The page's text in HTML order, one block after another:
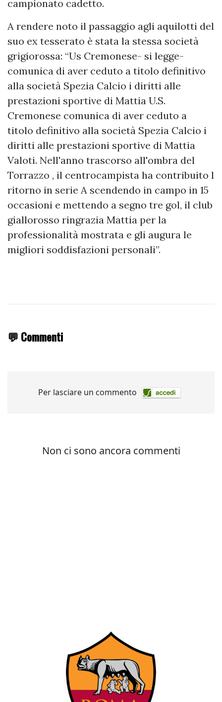
campionato cadetto.
A rendere noto il passaggio agli aquilotti del
suo ex tesserato è stata la stessa società
grigiorossa: “Us Cremonese- si legge-
comunica di aver ceduto a titolo definitivo
alla società Spezia Calcio i diritti alle
prestazioni sportive di Mattia U.S.
Cremonese comunica di aver ceduto a
titolo definitivo alla società Spezia Calcio i
diritti alle prestazioni sportive di Mattia
Valoti. Nell'anno trascorso all'ombra del
Torrazzo , il centrocampista ha contribuito l
ritorno in serie A scendendo in campo in 15
occasioni e mettendo a segno tre gol, il club
giallorosso ringrazia Mattia per la
professionalità mostrata e gli augura le
migliori soddisfazioni personali”.
💬 Commenti